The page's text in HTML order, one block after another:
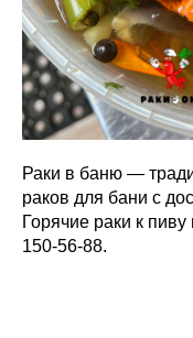
Раки в баню —
раков для бани с
Горячие раки к
150-56-88.